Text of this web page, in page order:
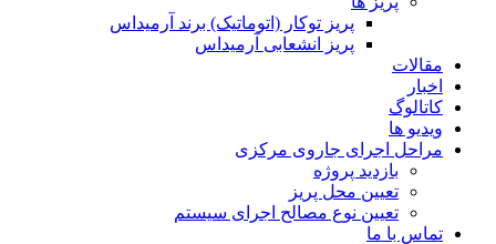
پریز توکار (اتوماتیک) برند آرمیداس
پریز انشعابی آرمیداس
مقالات
اخبار
کاتالوگ
ویدیو ها
مراحل اجرای جاروی مرکزی
بازدید پروژه
تعیین محل پریز
تعیین نوع مصالح اجرای سیستم
تماس با ما